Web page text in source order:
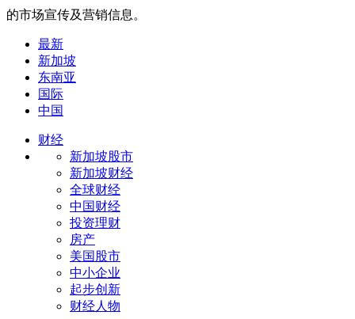
的市场宣传及营销信息。
最新
新加坡
东南亚
国际
中国
财经
新加坡股市
新加坡财经
全球财经
中国财经
投资理财
房产
美国股市
中小企业
起步创新
财经人物